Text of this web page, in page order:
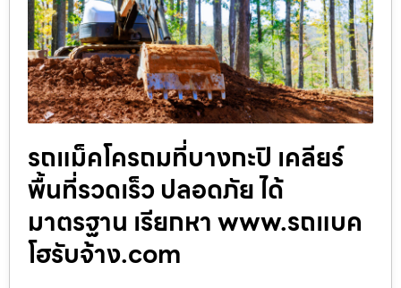
รถแม็คโครถมที่บางกะปิ เคลียร์
พื้นที่รวดเร็ว ปลอดภัย ได้
มาตรฐาน เรียกหา www.รถแบค
โฮรับจ้าง.com